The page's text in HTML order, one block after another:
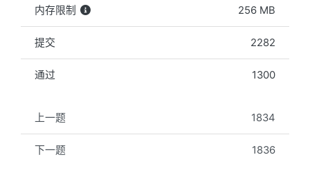
内存限制 256 MB
提交 2282
通过 1300
上一题 1834
下一题 1836